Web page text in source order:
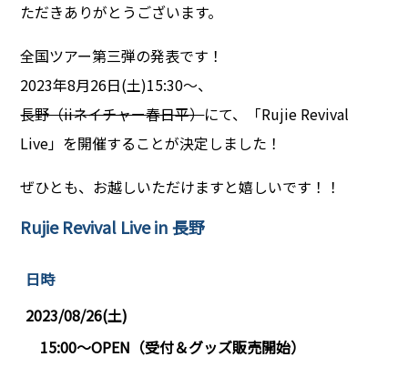
ただきありがとうございます。
全国ツアー第三弾の発表です！
2023年8月26日(土)15:30〜、
長野（iiネイチャー春日平）にて、「Rujie Revival
Live」を開催することが決定しました！
ぜひとも、お越しいただけますと嬉しいです！！
Rujie Revival Live in 長野
日時
2023/08/26(土)
15:00〜OPEN（受付＆グッズ販売開始）